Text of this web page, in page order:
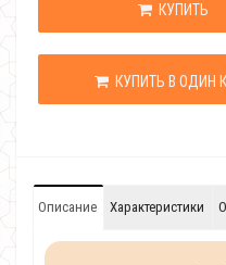
КУПИТЬ
КУПИТЬ В ОДИН
Описание Характеристики